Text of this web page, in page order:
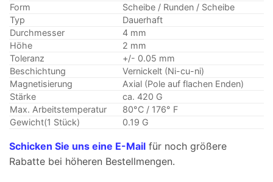
Form
Scheibe / Runden / Scheibe
Typ
Dauerhaft
Durchmesser
4 mm
Höhe
2 mm
Toleranz
+/- 0.05 mm
Beschichtung
Vernickelt (Ni-cu-ni)
Magnetisierung
Axial (Pole auf flachen Enden)
Stärke
ca. 420 G
Max. Arbeitstemperatur
80°C / 176° F
Gewicht(1 Stück)
0.19 G
Schicken Sie uns eine E-Mail für noch größere
Rabatte bei höheren Bestellmengen.